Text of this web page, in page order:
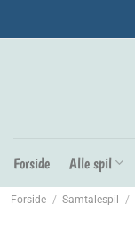
Forside Alle spil
Forside / Samtalespil /